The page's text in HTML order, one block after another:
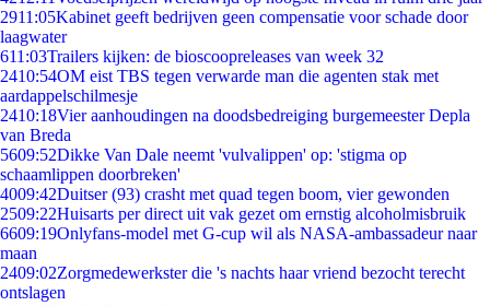
2911:05Kabinet geeft bedrijven geen compensatie voor schade door
laagwater
611:03Trailers kijken: de bioscoopreleases van week 32
2410:54OM eist TBS tegen verwarde man die agenten stak met
aardappelschilmesje
2410:18Vier aanhoudingen na doodsbedreiging burgemeester Depla
van Breda
5609:52Dikke Van Dale neemt 'vulvalippen' op: 'stigma op
schaamlippen doorbreken'
4009:42Duitser (93) crasht met quad tegen boom, vier gewonden
2509:22Huisarts per direct uit vak gezet om ernstig alcoholmisbruik
6609:19Onlyfans-model met G-cup wil als NASA-ambassadeur naar
maan
2409:02Zorgmedewerkster die 's nachts haar vriend bezocht terecht
ontslagen